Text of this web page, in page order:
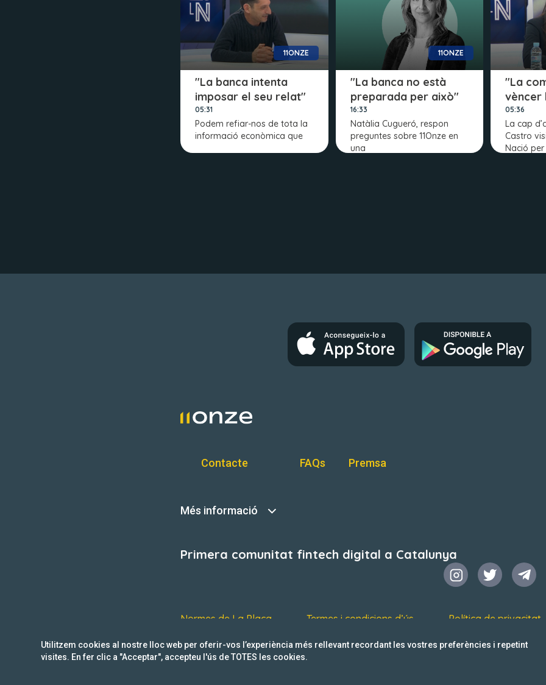
11ONZE
"La banca intenta
imposar el seu relat"
05:31
Podem refiar-nos de tota la
informació econòmica que
11ONZE
"La banca no està
preparada per això"
16:33
Natàlia Cugueró, respon
preguntes sobre 11Onze en
una
"La
vèncer
05:36
La cap
Castro
Nació per
Contacte FAQs Premsa
Més informació
Primera comunitat fintech digital a Catalunya
Normes de La Plaça Termes i condicions d’ús Política de privacitat
Utilitzem cookies al nostre lloc web per oferir-vos l’experiència més rellevant recordant les vostres preferències i repetint
visites. En fer clic a "Acceptar", accepteu l'ús de TOTES les cookies.